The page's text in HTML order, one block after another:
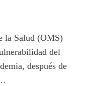
la Salud (OMS)
del
después de